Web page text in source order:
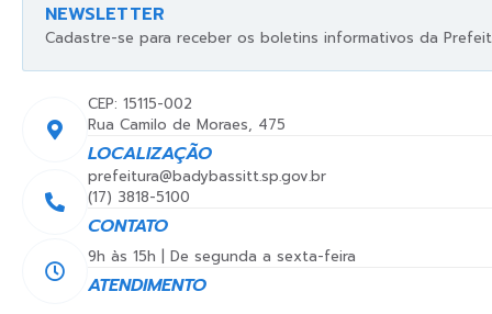
LOCALIZAÇÃO
Rua Camilo de Moraes, 475
CEP: 15115-002
CONTATO
(17) 3818-5100
prefeitura@badybassitt.sp.gov.br
ATENDIMENTO
9h às 15h | De segunda a sexta-feira
NEWSLETTER
Cadastre-se para receber os boletins informativos da